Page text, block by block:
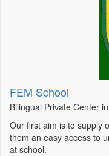
FEM School
Bilingual Private Center
Our first aim is to supply
them an easy access to
at school.